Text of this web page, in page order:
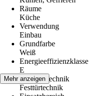
Räume
Küche
Verwendung
Einbau
Grundfarbe
Weiß
Energieeffizienzklasse
E
Montagetechnik
Festtürtechnik
Mehr anzeigen